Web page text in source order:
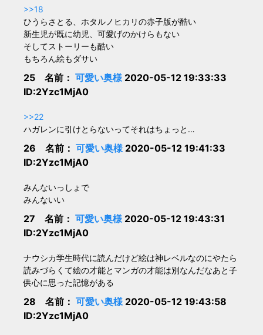
>>18
ひうらさとる、ホタルノヒカリの赤子版が酷い
新生児が既に幼児、可愛げのかけらもない
そしてストーリーも酷い
もちろん絵もダサい
25 名前： 可愛い奥様2020-05-12 19:33:33
ID:2Yzc1MjA0
>>22
ハガレンに引けとらないってそれはちょっと…
26 名前： 可愛い奥様2020-05-12 19:41:33
ID:2Yzc1MjA0
みんないっしょで
みんないい
27 名前： 可愛い奥様2020-05-12 19:43:31
ID:2Yzc1MjA0
ナウシカ学生時代に読んだけど絵は神レベルなのにやたら
読みづらくて絵の才能とマンガの才能は別なんだなあと子
供心に思った記憶がある
28 名前： 可愛い奥様2020-05-12 19:43:58
ID:2Yzc1MjA0